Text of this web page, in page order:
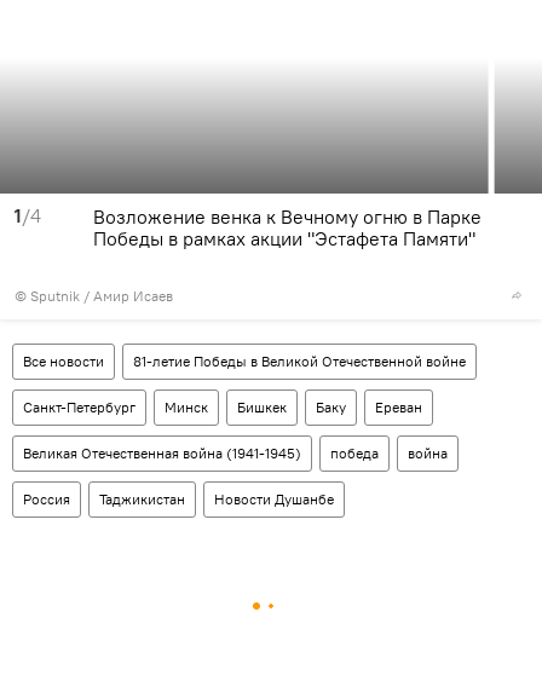
1/4
© Sputnik / Амир Исаев
Возложение венка к Вечному огню в Парке
Победы в рамках акции "Эстафета Памяти"
Все новости 81-летие Победы в Великой Отечественной войне
Санкт-Петербург Минск Бишкек Баку Ереван
Великая Отечественная война (1941-1945) победа война
Россия Таджикистан Новости Душанбе